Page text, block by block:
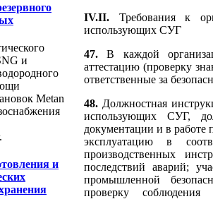
и
Metan
и
IV.II. Требования к
использующих СУГ
47. В каждой
аттестацию (проверку
ответственные за
48. Должностная
использующих СУГ,
документации и в
эксплуатацию в
производственных
последствий аварий;
промышленной
проверку соблюдения